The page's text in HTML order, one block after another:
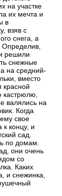
на участке
их мечта и
в
взяв с
снега, а
Определив,
решили
снежные
на средний-
вместо
красной
кастрюлю,
валялись на
Когда
свое
к концу, и
сад.
по домам.
они очень
со
Каких
и снежинка,